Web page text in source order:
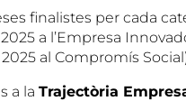
finalistes per cada
a l’Empresa
al Compromís
a la Trajectòria